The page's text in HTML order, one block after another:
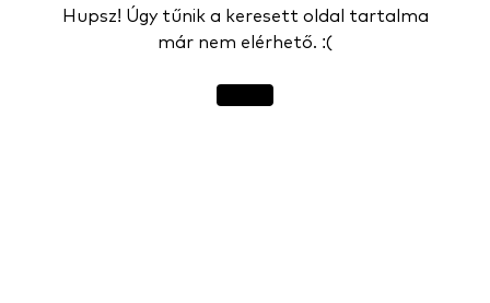
Hupsz! Úgy tűnik a keresett oldal tartalma
már nem elérhető. :(